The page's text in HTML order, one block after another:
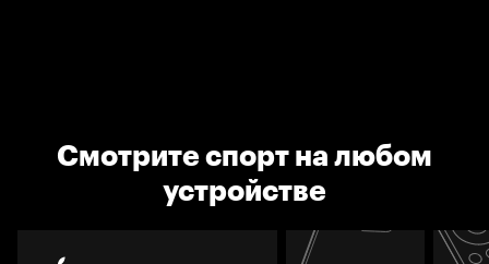
Смотрите спорт на любом
устройстве